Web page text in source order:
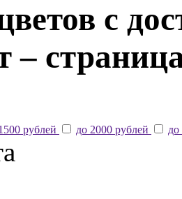
с
–
рублей до 2000 рублей